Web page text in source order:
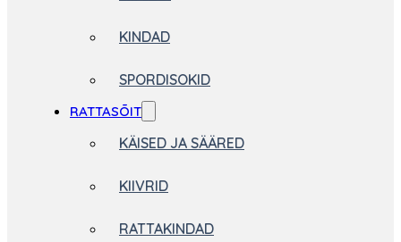
KINDAD
SPORDISOKID
RATTASÕIT
KÄISED JA SÄÄRED
KIIVRID
RATTAKINDAD